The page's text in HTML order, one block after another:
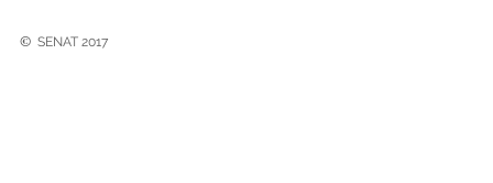
© SENAT 2017